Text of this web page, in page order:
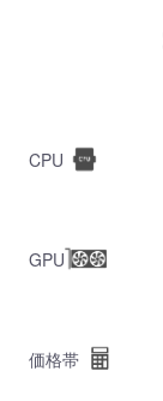
CPU
GPU
価格帯